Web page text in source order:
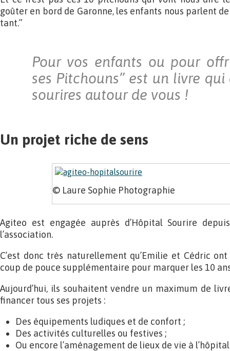
goûter en bord de Garonne, les enfants nous parlent
tant.”
Pour vos enfants ou pour
ses Pitchouns” est un livre
sourires autour de vous !
Un projet riche de sens
© Laure Sophie Photographie
Agiteo est engagée auprès d’Hôpital Sourire
l’association.
C’est donc très naturellement qu’Emilie et Cédric
coup de pouce supplémentaire pour marquer les 10
Aujourd’hui, ils souhaitent vendre un maximum de
financer tous ses projets :
Des équipements ludiques et de confort ;
Des activités culturelles ou festives ;
Ou encore l’aménagement de lieux de vie à